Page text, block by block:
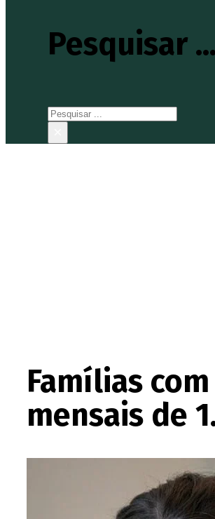
Pesquisar ...
Pesquisar
Famílias
mensais de